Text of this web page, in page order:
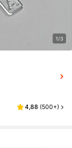
1/3
4,88 (500+)